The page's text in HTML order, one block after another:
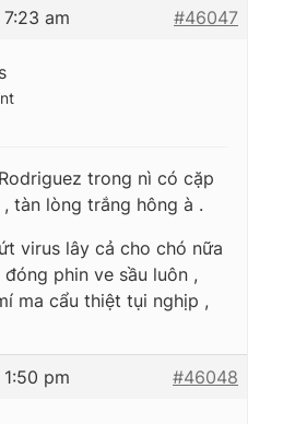
am #46047
trong nì có cặp
tàn lòng trắng hông à .
virus lây cả cho chó nữa
phin ve sầu luôn ,
ma cẩu thiệt tụi nghịp ,
pm #46048